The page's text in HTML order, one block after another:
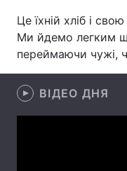
Головна
Це їхній хліб і
Ми йдемо легким
переймаючи чужі,
ВІДЕО ДНЯ